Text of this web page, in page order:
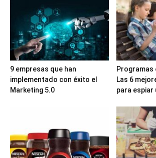
9 empresas que han
implementado con éxito el
Marketing 5.0
Programas
Las 6
para espiar